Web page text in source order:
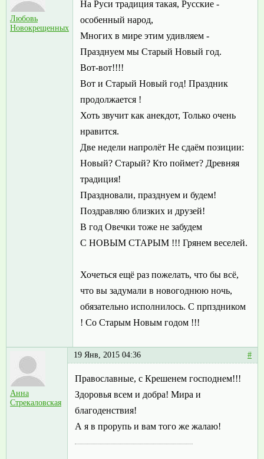
Любовь
Новокрещенных
На Руси традиция такая, Русские -
особенный народ,
Многих в мире этим удивляем -
Празднуем мы Старый Новый год.
Вот-вот!!!!
Вот и Старый Новый год! Праздник
продолжается !
Хоть звучит как анекдот, Только очень
нравится.
Две недели напролёт Не сдаём позиции:
Новый? Старый? Кто поймет? Древняя
традиция!
Праздновали, празднуем и будем!
Поздравляю близких и друзей!
В год Овечки тоже не забудем
С НОВЫМ СТАРЫМ !!! Грянем веселей.
Хочеться ещё раз пожелать, что бы всё,
что вы задумали в новогоднюю ночь,
обязательно исполнилось. С прпздником
! Со Старым Новым годом !!!
Анна
Стрекаловская
19 Янв, 2015 04:36 #
Православные, с Крешенем господнем!!!
Здоровья всем и добра! Мира и
благоденствия!
А я в прорупь и вам того же жалаю!